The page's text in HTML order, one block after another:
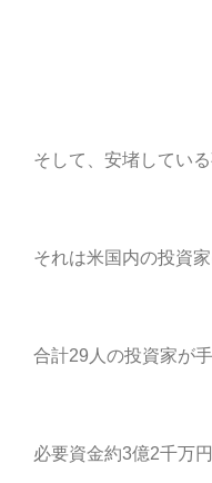
そして、安堵している
それは米国内の投資
合計29人の投資家が
必要資金約3億2千万